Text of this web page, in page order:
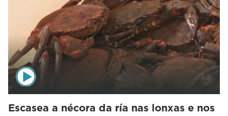
Escasea a nécora da ría nas lonxas e nos